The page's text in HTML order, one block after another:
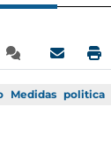
Medidas politica